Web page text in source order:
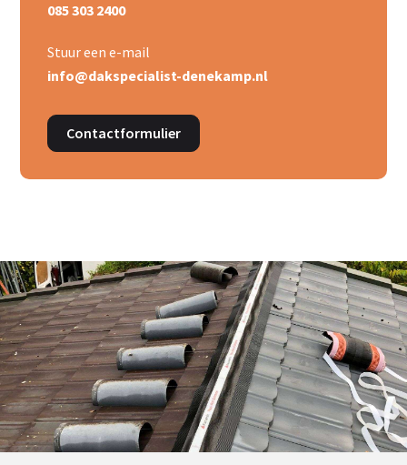
085 303 2400
Stuur een e-mail
info@dakspecialist-denekamp.nl
Contactformulier